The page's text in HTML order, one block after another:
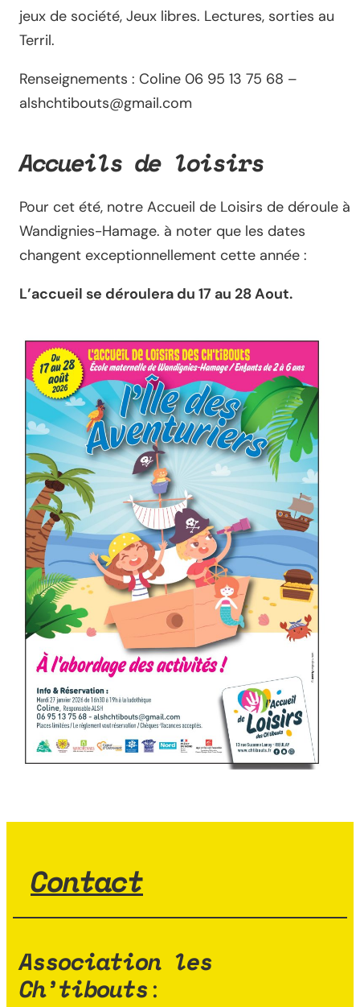
jeux de société, Jeux libres. Lectures, sorties au
Terril.
Renseignements : Coline 06 95 13 75 68 –
alshchtibouts@gmail.com
Accueils de loisirs
Pour cet été, notre Accueil de Loisirs de déroule à
Wandignies-Hamage. à noter que les dates
changent exceptionnellement cette année :
L’accueil se déroulera du 17 au 28 Aout.
Contact
Association les
Ch’tibouts: